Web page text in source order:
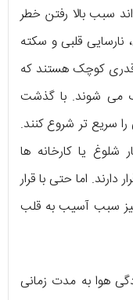
سبب بالا رفتن خطر
نارسایی قلبی و سکته
قدری کوچک هستند که
می شوند. با گذشت
سریع تر شروع کنند.
شلوغ یا کارخانه ها
اما حتی با قرار
سبب آسیب به قلب
هوا به مدت‌ زمانی